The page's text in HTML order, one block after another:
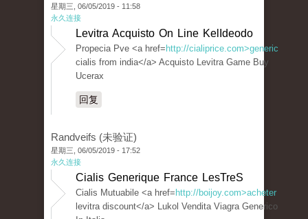
星期三, 06/05/2019 - 11:58
永久连接
Levitra Acquisto On Line KelIdeodo
Propecia Pve <a href= http://cialiprice.com>generic
cialis from india</a> Acquisto Levitra Game Buy
Ucerax
回复
Randveifs (未验证)
星期三, 06/05/2019 - 17:52
永久连接
Cialis Generique France LesTreS
Cialis Mutuabile <a href= http://boijoy.com>acheter
levitra discount</a> Lukol Vendita Viagra Generico